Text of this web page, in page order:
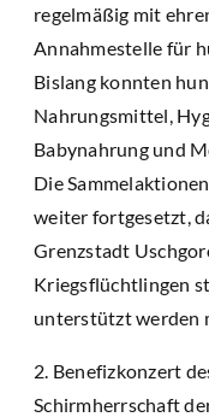
regelmäßig mit
Annahmestelle für
Bislang konnten
Nahrungsmittel,
Babynahrung und
Die
weiter fortgesetzt,
Grenzstadt
Kriegsflüchtlingen
unterstützt werden
2. Benefizkonzert
Schirmherrschaft